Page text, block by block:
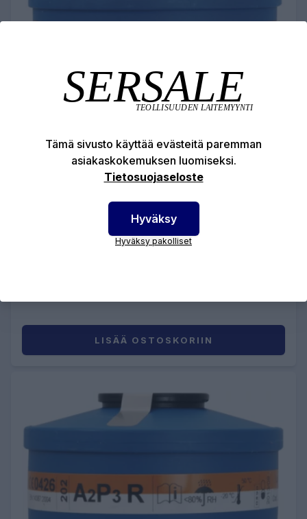
KAASUNSUODATIN 200 A2 - EN148-1 -
LISÄÄ OSTOSKORIIN
Tämä sivusto käyttää evästeitä paremman
asiakaskokemuksen luomiseksi.
Tietosuojaseloste
Hyväksy
Hyväksy pakolliset